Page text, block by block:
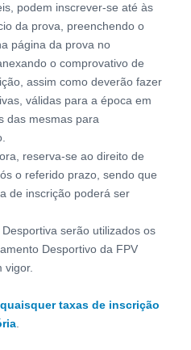
podem inscrever-se até às
da prova, preenchendo o
página da prova no
o comprovativo de
assim como deverão fazer
válidas para a época em
das mesmas para
reserva-se ao direito de
o referido prazo, sendo que
de inscrição poderá ser
serão utilizados os
Desportivo da FPV
vigor.
taxas de inscrição
.